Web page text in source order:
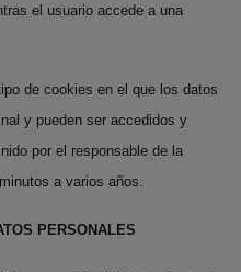
el usuario accede a una
de cookies en el que los datos
y pueden ser accedidos y
por el responsable de la
a varios años.
PERSONALES